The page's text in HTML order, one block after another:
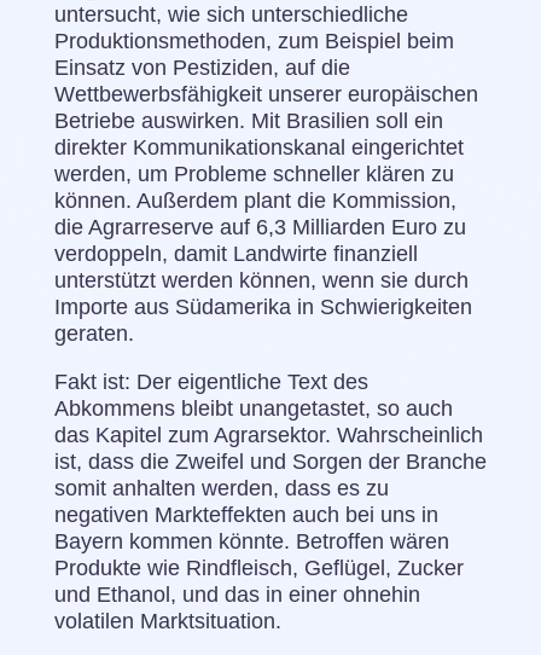
untersucht, wie sich unterschiedliche
Produktionsmethoden, zum Beispiel beim
Einsatz von Pestiziden, auf die
Wettbewerbsfähigkeit unserer europäischen
Betriebe auswirken. Mit Brasilien soll ein
direkter Kommunikationskanal eingerichtet
werden, um Probleme schneller klären zu
können. Außerdem plant die Kommission,
die Agrarreserve auf 6,3 Milliarden Euro zu
verdoppeln, damit Landwirte finanziell
unterstützt werden können, wenn sie durch
Importe aus Südamerika in Schwierigkeiten
geraten.
Fakt ist: Der eigentliche Text des
Abkommens bleibt unangetastet, so auch
das Kapitel zum Agrarsektor. Wahrscheinlich
ist, dass die Zweifel und Sorgen der Branche
somit anhalten werden, dass es zu
negativen Markteffekten auch bei uns in
Bayern kommen könnte. Betroffen wären
Produkte wie Rindfleisch, Geflügel, Zucker
und Ethanol, und das in einer ohnehin
volatilen Marktsituation.